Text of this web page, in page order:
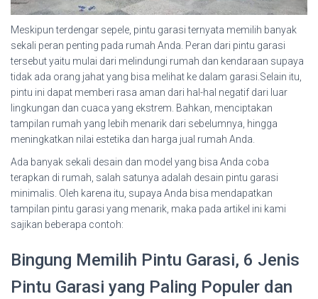
Meskipun terdengar sepele, pintu garasi ternyata memilih banyak
sekali peran penting pada rumah Anda. Peran dari pintu garasi
tersebut yaitu mulai dari melindungi rumah dan kendaraan supaya
tidak ada orang jahat yang bisa melihat ke dalam garasi.Selain itu,
pintu ini dapat memberi rasa aman dari hal-hal negatif dari luar
lingkungan dan cuaca yang ekstrem. Bahkan, menciptakan
tampilan rumah yang lebih menarik dari sebelumnya, hingga
meningkatkan nilai estetika dan harga jual rumah Anda.
Ada banyak sekali desain dan model yang bisa Anda coba
terapkan di rumah, salah satunya adalah desain pintu garasi
minimalis. Oleh karena itu, supaya Anda bisa mendapatkan
tampilan pintu garasi yang menarik, maka pada artikel ini kami
sajikan beberapa contoh:
Bingung Memilih Pintu Garasi, 6 Jenis
Pintu Garasi yang Paling Populer dan